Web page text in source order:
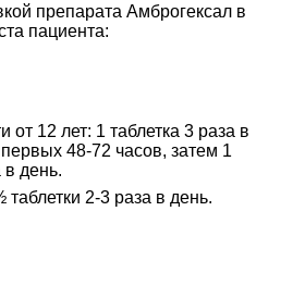
препарата Амброгексал в
пациента:
от 12 лет: 1 таблетка 3 раза в
48-72 часов, затем 1
в день.
таблетки 2-3 раза в день.